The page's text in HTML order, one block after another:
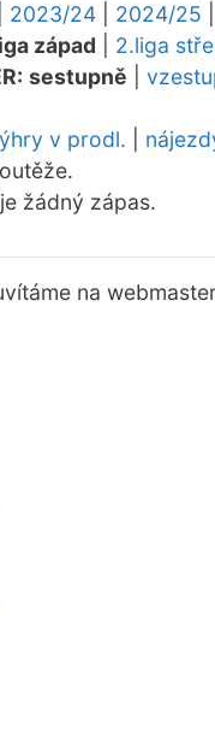
2023/24 2024/25
západ 2.liga
sestupně
v prodl.
žádný zápas.
na webmaster